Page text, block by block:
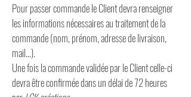
Pour passer commande le Client devra renseigner
les informations nécessaires au traitement de la
commande (nom, prénom, adresse de livraison,
mail…).
Une fois la commande validée par le Client celle-ci
devra être confirmée dans un délai de 72 heures